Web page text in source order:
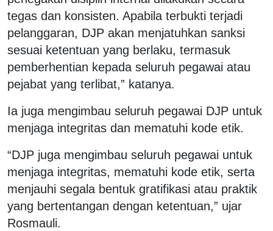
tegas dan konsisten. Apabila terbukti terjadi
pelanggaran, DJP akan menjatuhkan sanksi
sesuai ketentuan yang berlaku, termasuk
pemberhentian kepada seluruh pegawai atau
pejabat yang terlibat,” katanya.
Ia juga mengimbau seluruh pegawai DJP untuk
menjaga integritas dan mematuhi kode etik.
“DJP juga mengimbau seluruh pegawai untuk
menjaga integritas, mematuhi kode etik, serta
menjauhi segala bentuk gratifikasi atau praktik
yang bertentangan dengan ketentuan,” ujar
Rosmauli.